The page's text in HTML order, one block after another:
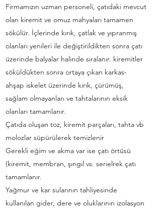
Firmamızın uzman personeli, çatıdaki mevcut
olan kiremit ve omuz mahyaları tamamen
sökülür. İçlerinde kırık, çatlak ve yıpranmış
olanları yenileri ile değiştirildikten sonra çatı
üzerinde balyalar halinde sıralanır. kiremitler
söküldükten sonra ortaya çıkan karkas-
ahşap iskelet üzerinde kırık, çürümüş,
sağlam olmayanları ve tahtalarının eksik
olanları tamamlanır.
Çatıda oluşan toz, kiremit parçaları, tahta vb
molozlar süpürülerek temizlenir
Gerekli eğim ve akma var ise çatı örtüsü
(kiremit, membran, şıngıl vs. serielrek çatı
tamamlanır.
Yağmur ve kar sularının tahliyesinde
kullanılan gider, dere ve oluklarının izolasyon